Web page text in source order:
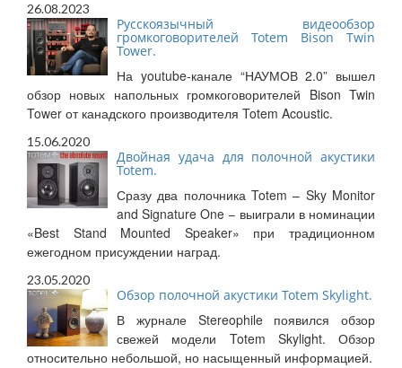
26.08.2023
Русскоязычный видеообзор
громкоговорителей Totem Bison Twin
Tower.
На youtube-канале “НАУМОВ 2.0” вышел
обзор новых напольных громкоговорителей Bison Twin
Tower от канадского производителя Totem Acoustic.
15.06.2020
Двойная удача для полочной акустики
Totem.
Сразу два полочника Totem – Sky Monitor
and Signature One – выиграли в номинации
«Best Stand Mounted Speaker» при традиционном
ежегодном присуждении наград.
23.05.2020
Обзор полочной акустики Totem Skylight.
В журнале Stereophile появился обзор
свежей модели Totem Skylight. Обзор
относительно небольшой, но насыщенный информацией.